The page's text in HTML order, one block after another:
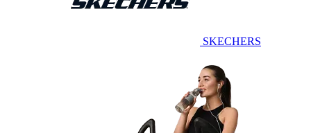
SKECHERS